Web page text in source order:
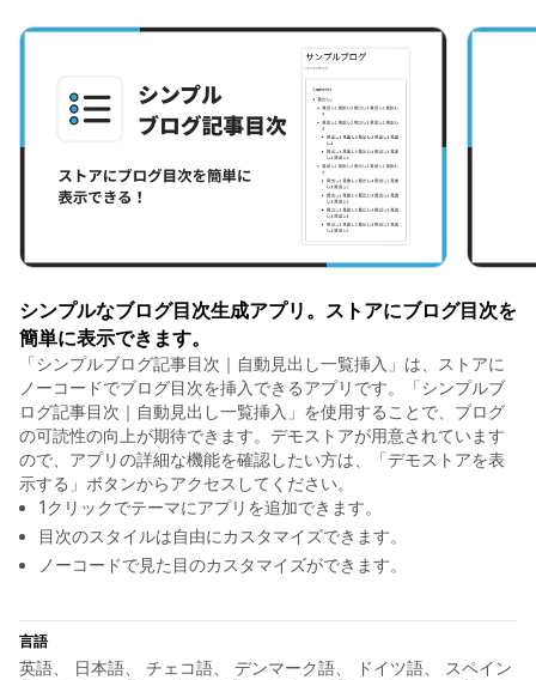
シンプルなブログ目次生成アプリ。ストアにブログ目次を
簡単に表示できます。
「シンプルブログ記事目次｜自動見出し一覧挿入」は、ストアに
ノーコードでブログ目次を挿入できるアプリです。「シンプルブ
ログ記事目次｜自動見出し一覧挿入」を使用することで、ブログ
の可読性の向上が期待できます。デモストアが用意されています
ので、アプリの詳細な機能を確認したい方は、「デモストアを表
示する」ボタンからアクセスしてください。
1クリックでテーマにアプリを追加できます。
目次のスタイルは自由にカスタマイズできます。
ノーコードで見た目のカスタマイズができます。
言語
英語、 日本語、 チェコ語、 デンマーク語、 ドイツ語、 スペイン